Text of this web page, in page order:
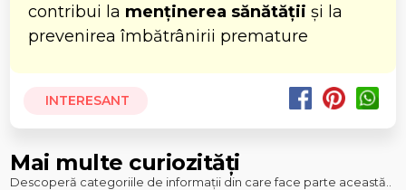
contribui la menținerea sănătății și la
prevenirea îmbătrânirii premature
INTERESANT
Mai multe curiozități
Descoperă categoriile de informații din care face parte această..